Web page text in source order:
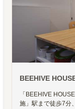
BEEHIVE
「BEEHIVE
施」駅まで徒歩7分